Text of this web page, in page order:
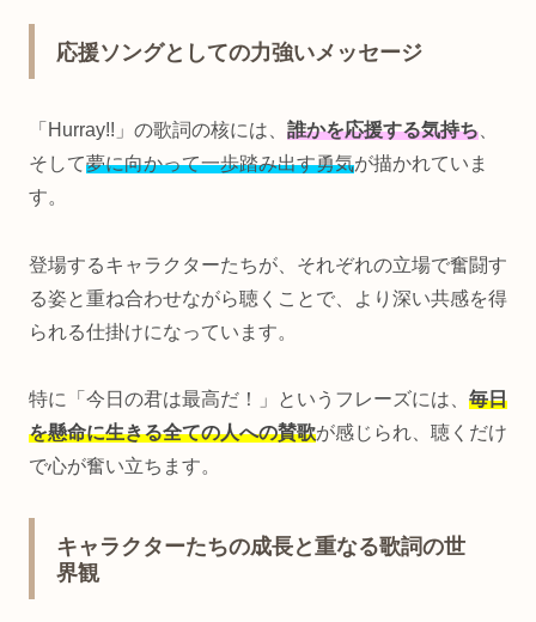
応援ソングとしての力強いメッセージ
「Hurray!!」の歌詞の核には、 誰かを応援する気持ち
そして夢に向かって一歩踏み出す勇気が描かれていま
す。
登場するキャラクターたちが、それぞれの立場で奮闘す
る姿と重ね合わせながら聴くことで、より深い共感を得
られる仕掛けになっています。
特に「今日の君は最高だ！」というフレーズには、 毎日
を懸命に生きる全ての人への賛歌が感じられ、聴くだけ
で心が奮い立ちます。
キャラクターたちの成長と重なる歌詞の世
界観